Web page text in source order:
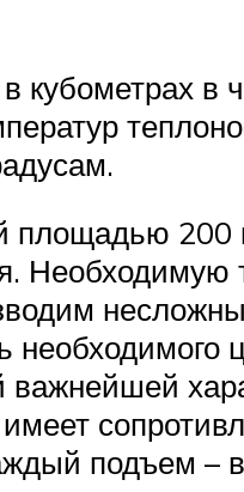
кубометрах
200
подъем –